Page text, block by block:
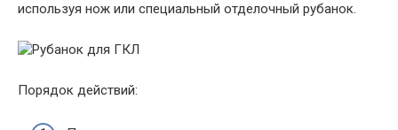
используя нож или специальный отделочный рубанок.
Порядок действий: